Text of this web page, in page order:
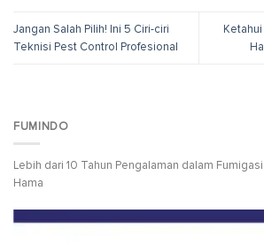
Jangan Salah Pilih! Ini 5 Ciri-ciri
Teknisi Pest Control Profesional
FUMINDO
Lebih dari 10 Tahun Pengalaman dalam
Hama